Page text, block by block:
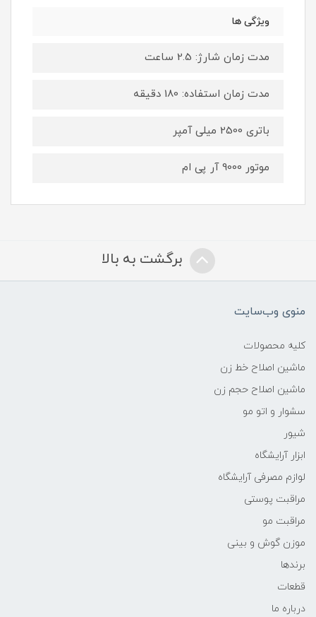
ویژگی ها
مدت زمان شارژ: 2.5 ساعت
مدت زمان استفاده: 180 دقیقه
باتری 2500 میلی آمپر
موتور 9000 آر پی ام
برگشت به بالا
منوی وب‌سایت
کلیه محصولات
ماشین اصلاح خط زن
ماشین اصلاح حجم زن
سشوار و اتو مو
شیور
ابزار آرایشگاه
لوازم مصرفی آرایشگاه
مراقبت پوستی
مراقبت مو
موزن گوش و بینی
برندها
قطعات
درباره ما